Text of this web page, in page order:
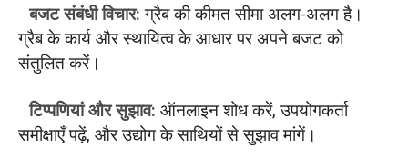
बजट संबंधी विचार:ग्रैब की कीमत सीमा अलग-अलग है।
ग्रैब के कार्य और स्थायित्व के आधार पर अपने बजट को
संतुलित करें।
टिप्पणियां और सुझाव:ऑनलाइन शोध करें, उपयोगकर्ता
समीक्षाएँ पढ़ें, और उद्योग के साथियों से सुझाव मांगें।